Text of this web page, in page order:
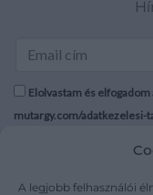
A legjobb felhasználói
Elolvastam és
mutargy.com/adatkezelesi-
Médiaajánlat